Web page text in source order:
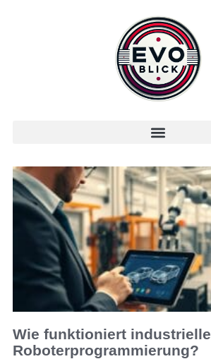
Wie funktioniert industrielle
Roboterprogrammierung?